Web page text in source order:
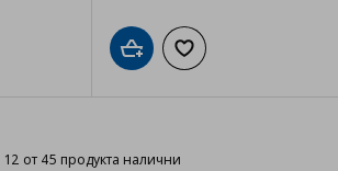
списъка с любимиДобави в кошницата
Добави към
12 от 45 продукта налични